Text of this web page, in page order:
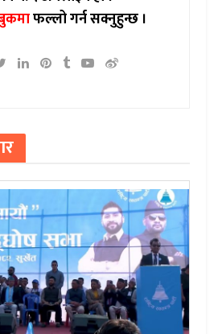
फल्लो गर्न सक्नुहुन्छ ।